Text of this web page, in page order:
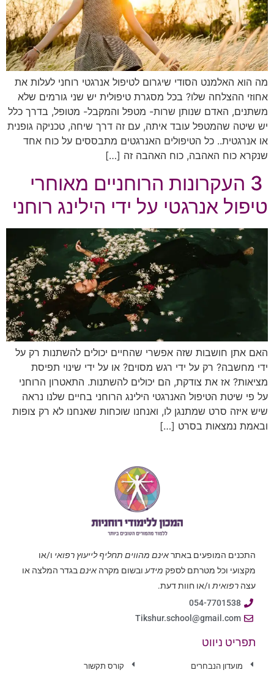
מה הוא האלמנט הסודי שיגרום לטיפול אנרגטי רוחני לעלות את
אחוזי ההצלחה שלו? בכל מסגרת טיפולית יש שני גורמים שלא
משתנים, האדם שנותן שרות- מטפל והמקבל- מטופל, בדרך כלל
יש שיטה שהמטפל עובד איתה, עם זה דרך שיחה, טכניקה גופנית
או אנרגטית.. כל הטיפולים האנרגטים מתבססים על כוח אחד
שנקרא כוח האהבה, כוח האהבה זה […]
3 העקרונות הרוחניים מאוחרי
טיפול אנרגטי על ידי הילינג רוחני
האם אתן חושבות שזה אפשרי שהחיים יכולים להשתנות רק על
ידי מחשבה? רק על ידי רגש מסוים? או על ידי שינוי תפיסת
מציאות? אז את צודקת, הם יכולים להשתנות. התאטרון הרוחני
על פי שיטת הטיפול האנרגטי הילינג הרוחני בחיים שלנו נראה
שיש איזה סרט שמתנגן לו, ואנחנו שוכחות שאנחנו לא רק צופות
ובאמת נמצאות בסרט […]
התכנים המופעים באתראינם מהווים תחליף לייעוץ רפואי ו/או
מקצועי וכל מטרתם לספק מידע ובשום מקרה אינםבגדר המלצה או
עצה רפואית ו/או חוות דעת.
054-7701538
Tikshur.school@gmail.com
תפריט ניווט
מועדון הנבחרים קורס תקשור